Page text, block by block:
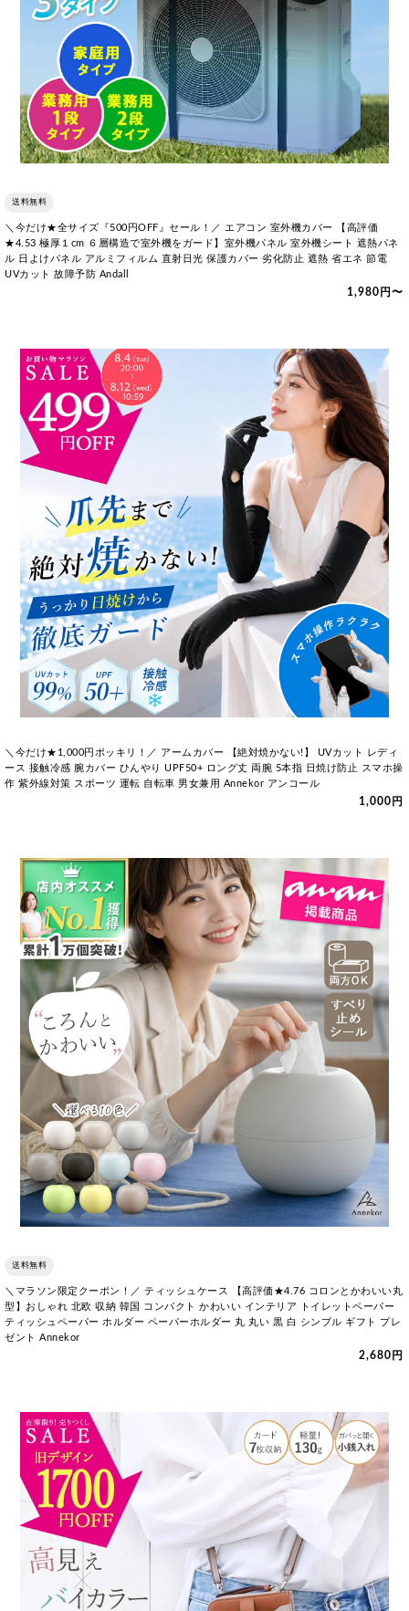
送料無料
＼今だけ★全サイズ『500円OFF』セール！／ エアコン 室外機カバー 【高評価
★4.53 極厚１cm ６層構造で室外機をガード】室外機パネル 室外機シート 遮熱パネ
ル 日よけパネル アルミフィルム 直射日光 保護カバー 劣化防止 遮熱 省エネ 節電
UVカット 故障予防 Andall
1,980円〜
＼今だけ★1,000円ポッキリ！／ アームカバー 【絶対焼かない!】 UVカット レディ
ース 接触冷感 腕カバー ひんやり UPF50+ ロング丈 両腕 5本指 日焼け防止 スマホ操
作 紫外線対策 スポーツ 運転 自転車 男女兼用 Annekor アンコール
1,000円
送料無料
＼マラソン限定クーポン！／ ティッシュケース 【高評価★4.76 コロンとかわいい丸
型】おしゃれ 北欧 収納 韓国 コンパクト かわいい インテリア トイレットペーパー
ティッシュペーパー ホルダー ペーパーホルダー 丸 丸い 黒 白 シンプル ギフト プレ
ゼント Annekor
2,680円